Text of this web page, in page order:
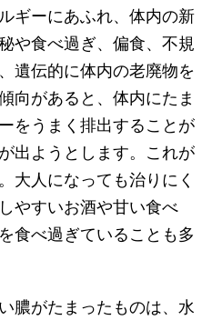
ギーにあふれ、体内の新
や食べ過ぎ、偏食、不規
遺伝的に体内の老廃物を
向があると、体内にたま
をうまく排出することが
出ようとします。これが
大人になっても治りにく
やすいお酒や甘い食べ
食べ過ぎていることも多
膿がたまったものは、水